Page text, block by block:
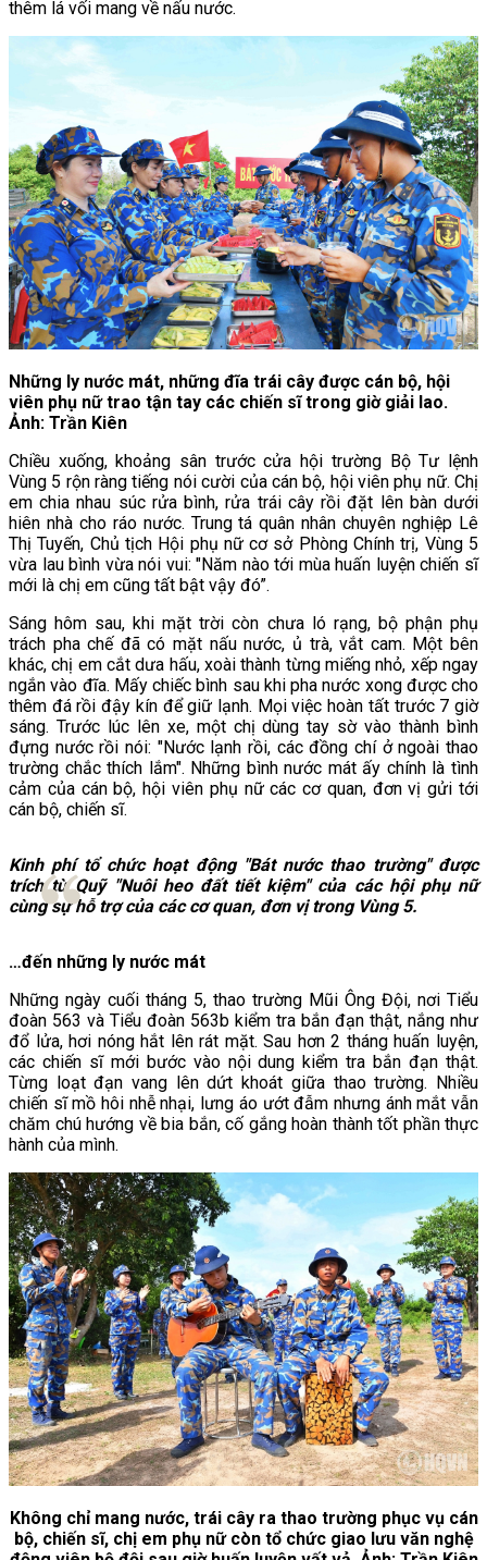
thêm lá vối mang về nấu nước.
Những ly nước mát, những đĩa trái cây được cán bộ, hội
viên phụ nữ trao tận tay các chiến sĩ trong giờ giải lao.
Ảnh: Trần Kiên
Chiều xuống, khoảng sân trước cửa hội trường Bộ Tư lệnh
Vùng 5 rộn ràng tiếng nói cười của cán bộ, hội viên phụ nữ. Chị
em chia nhau súc rửa bình, rửa trái cây rồi đặt lên bàn dưới
hiên nhà cho ráo nước. Trung tá quân nhân chuyên nghiệp Lê
Thị Tuyến, Chủ tịch Hội phụ nữ cơ sở Phòng Chính trị, Vùng 5
vừa lau bình vừa nói vui: "Năm nào tới mùa huấn luyện chiến sĩ
mới là chị em cũng tất bật vậy đó”.
Sáng hôm sau, khi mặt trời còn chưa ló rạng, bộ phận phụ
trách pha chế đã có mặt nấu nước, ủ trà, vắt cam. Một bên
khác, chị em cắt dưa hấu, xoài thành từng miếng nhỏ, xếp ngay
ngắn vào đĩa. Mấy chiếc bình sau khi pha nước xong được cho
thêm đá rồi đậy kín để giữ lạnh. Mọi việc hoàn tất trước 7 giờ
sáng. Trước lúc lên xe, một chị dùng tay sờ vào thành bình
đựng nước rồi nói: "Nước lạnh rồi, các đồng chí ở ngoài thao
trường chắc thích lắm". Những bình nước mát ấy chính là tình
cảm của cán bộ, hội viên phụ nữ các cơ quan, đơn vị gửi tới
cán bộ, chiến sĩ.
Kinh phí tổ chức hoạt động "Bát nước thao trường" được
trích từ Quỹ "Nuôi heo đất tiết kiệm" của các hội phụ nữ
cùng sự hỗ trợ của các cơ quan, đơn vị trong Vùng 5.
…đến những ly nước mát
Những ngày cuối tháng 5, thao trường Mũi Ông Đội, nơi Tiểu
đoàn 563 và Tiểu đoàn 563b kiểm tra bắn đạn thật, nắng như
đổ lửa, hơi nóng hắt lên rát mặt. Sau hơn 2 tháng huấn luyện,
các chiến sĩ mới bước vào nội dung kiểm tra bắn đạn thật.
Từng loạt đạn vang lên dứt khoát giữa thao trường. Nhiều
chiến sĩ mồ hôi nhễ nhại, lưng áo ướt đẫm nhưng ánh mắt vẫn
chăm chú hướng về bia bắn, cố gắng hoàn thành tốt phần thực
hành của mình.
Không chỉ mang nước, trái cây ra thao trường phục vụ cán
bộ, chiến sĩ, chị em phụ nữ còn tổ chức giao lưu văn nghệ